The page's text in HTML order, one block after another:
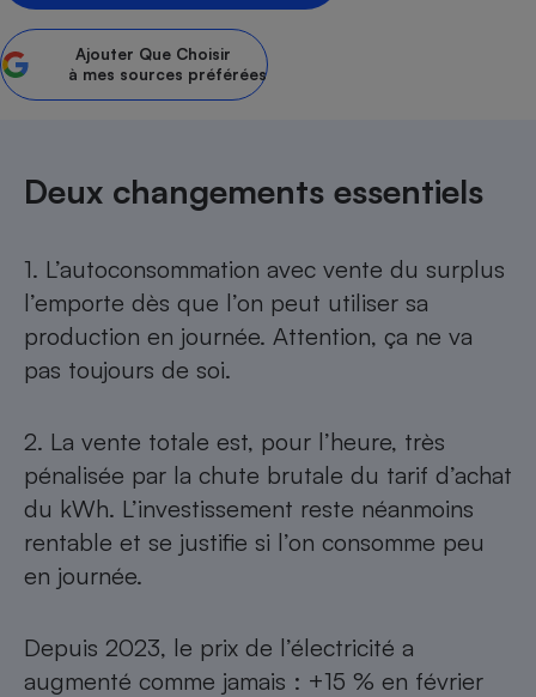
Ajouter Que Choisir
à mes sources préférées
Deux changements essentiels
1. L’autoconsommation avec vente du surplus
l’emporte dès que l’on peut utiliser sa
production en journée. Attention, ça ne va
pas toujours de soi.
2. La vente totale est, pour l’heure, très
pénalisée par la chute brutale du tarif d’achat
du kWh. L’investissement reste néanmoins
rentable et se justifie si l’on consomme peu
en journée.
Depuis 2023, le prix de l’électricité a
augmenté comme jamais : +15 % en février
bouteille
Banque
Lave-linge
Téléviseur
Téléphone mobile -
Radiateur électrique
Antimoustique